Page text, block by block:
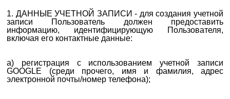
1. ДАННЫЕ УЧЕТНОЙ ЗАПИСИ - для создания учетной
записи Пользователь должен предоставить
информацию, идентифицирующую Пользователя,
включая его контактные данные:
а) регистрация с использованием учетной записи
GOOGLE (среди прочего, имя и фамилия, адрес
электронной почты/номер телефона);